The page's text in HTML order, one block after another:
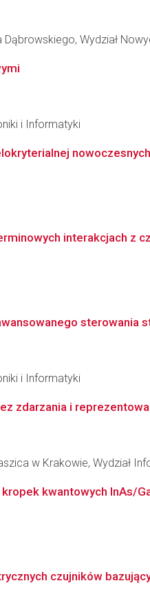
Wydział
i Informatyki
interakcjach z
sterowania
i Informatyki
zdarzania i
w Krakowie, Wydział
kwantowych InAs/
czujników